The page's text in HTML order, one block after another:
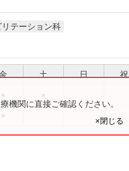
リテーション科
土 日 祝
機関に直接ご確認ください。
×閉じる